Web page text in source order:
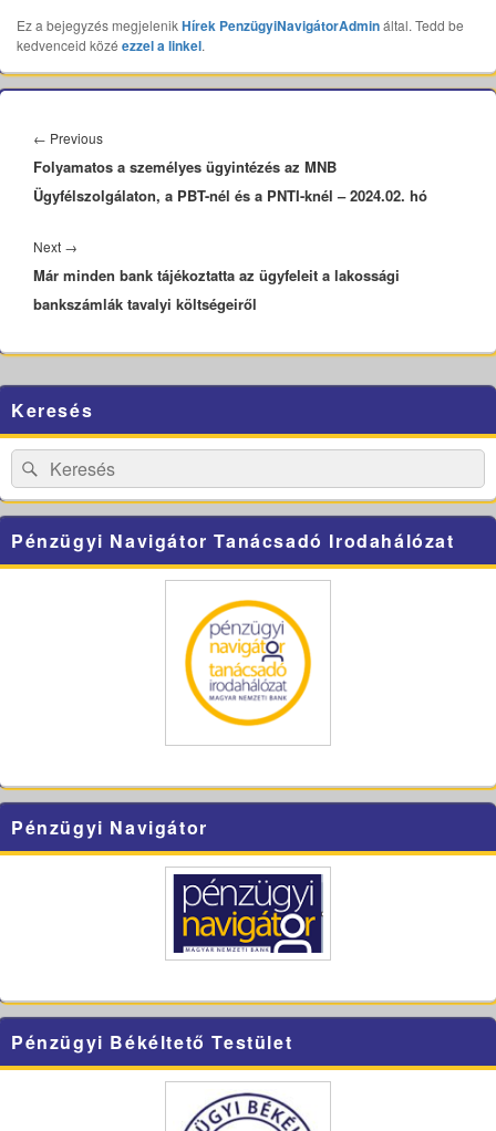
Ez a bejegyzés megjelenikHírek PenzügyiNavigátorAdmináltal. Tedd be
kedvenceid közé ezzel a linkel.
navigáció
← PreviousPrevious
post:
Folyamatos a személyes ügyintézés az MNB
Ügyfélszolgálaton, a PBT-nél és a PNTI-knél – 2024.02. hó
Next →
post:
Már minden bank tájékoztatta az ügyfeleit a lakossági
bankszámlák tavalyi költségeiről
Sidebar
Widget
Area
Keresés
Search
for:
Search
Pénzügyi Navigátor Tanácsadó Irodahálózat
Pénzügyi Navigátor
Pénzügyi Békéltető Testület